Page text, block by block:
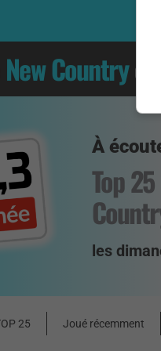
Country
À
Top
les
25 Joué récemment